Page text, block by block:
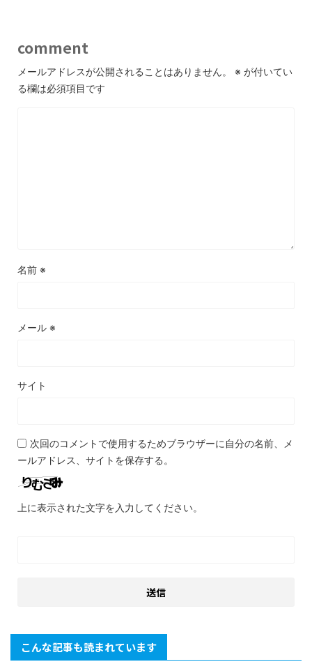
comment
メールアドレスが公開されることはありません。 ※ が付いてい
る欄は必須項目です
名前 ※
メール ※
サイト
次回のコメントで使用するためブラウザーに自分の名前、メ
ールアドレス、サイトを保存する。
上に表示された文字を入力してください。
こんな記事も読まれています